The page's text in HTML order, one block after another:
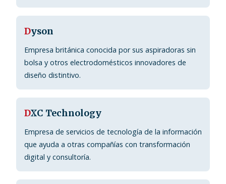
Dyson
Empresa británica conocida por sus aspiradoras sin
bolsa y otros electrodomésticos innovadores de
diseño distintivo.
DXC Technology
Empresa de servicios de tecnología de la información
que ayuda a otras compañías con transformación
digital y consultoría.